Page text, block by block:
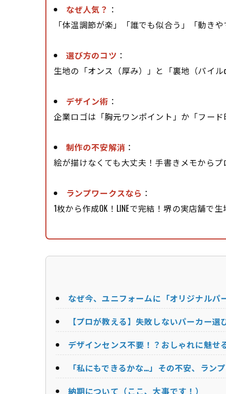
なぜ人気？ ：
「体温調節が楽」「誰でも似合う」「動き
選び方のコツ ：
生地の「オンス（厚み）」と「裏地（パイ
デザイン術 ：
企業ロゴは「胸元ワンポイント」か「フード
制作の不安解消 ：
絵が描けなくても大丈夫！手書きメモからプ
ランプワークスなら ：
1枚から作成OK！LINEで完結！堺の実店舗で
なぜ今、ユニフォームに「オリジナルパ
【プロが教える】失敗しないパーカー選
デザインセンス不要！？おしゃれに魅せ
「私にもできるかな…」その不安、ラン
納期について（ここ、大事です！）